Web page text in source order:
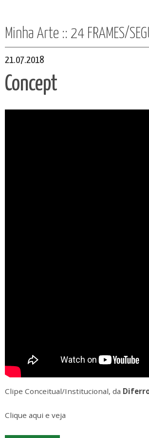
Minha Arte :: 24 FRAMES/
21.07.2018
Concept
Clipe Conceitual/Institucional, da
Clique aqui e veja